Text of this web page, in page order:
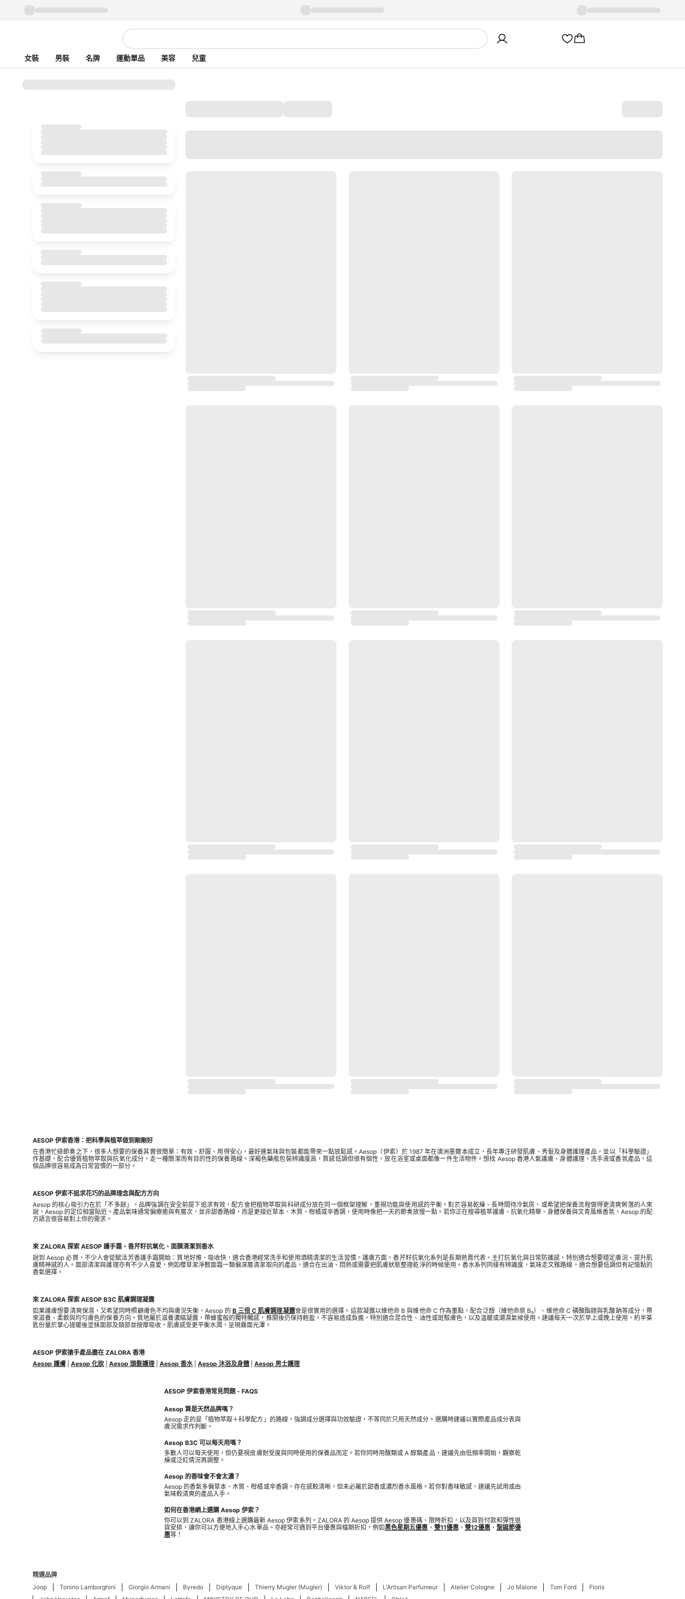
女裝 男裝 名牌 運動單品 美容 兒童
AESOP 伊索香港：把科學與植萃做到剛剛好
在香港忙碌節奏之下，很多人想要的保養其實很簡單：有效、舒服、用得安心，最好連氣味與包裝都能帶來一點放鬆感。Aesop（伊索）於 1987 年在澳洲墨爾本成立，長年專注研發肌膚、秀髮及身體護理產品，並以「科學驗證」
作基礎，配合優質植物萃取與抗氧化成分，走一種簡潔而有目的性的保養路線。深褐色藥瓶包裝辨識度高，質感低調但很有個性，放在浴室或桌面都像一件生活物件。想找 Aesop 香港人氣護膚、身體護理、洗手液或香氛產品，這
個品牌很容易成為日常習慣的一部分。
AESOP 伊索不追求花巧的品牌理念與配方方向
Aesop 的核心吸引力在於「不多餘」。品牌強調在安全前提下追求有效，配方會把植物萃取與科研成分放在同一個框架理解，重視功能與使用感的平衡。對於容易乾燥、長時間待冷氣房，或希望把保養流程做得更清爽俐落的人來
說，Aesop 的定位相當貼近。產品氣味通常偏療癒與有層次，並非甜香路線，而是更接近草本、木質、柑橘或辛香調，使用時像把一天的節奏放慢一點。若你正在搜尋植萃護膚、抗氧化精華、身體保養與文青風格香氛，Aesop 的配
方語言很容易對上你的需求。
來 ZALORA 探索 AESOP 護手霜、香芹籽抗氧化、面膜清潔到香水
說到 Aesop 必買，不少人會從賦活芳香護手霜開始：質地好推、吸收快，適合香港經常洗手和使用酒精清潔的生活習慣。護膚方面，香芹籽抗氧化系列是長期熱賣代表，主打抗氧化與日常防護感，特別適合想要穩定膚況、提升肌
膚精神感的人。面部清潔與護理亦有不少人喜愛，例如櫻草潔淨敷面霜一類偏深層清潔取向的產品，適合在出油、悶熱或需要把肌膚狀態整理乾淨的時候使用。香水系列同樣有辨識度，氣味走文雅路線，適合想要低調但有記憶點的
香氣選擇。
來 ZALORA 探索 AESOP B3C 肌膚調理凝露
如果護膚想要清爽保濕，又希望同時照顧膚色不均與膚況失衡，Aesop 的 B 三倍 C 肌膚調理凝露會是很實用的選擇。這款凝露以維他命 B 與維他命 C 作為重點，配合泛醇（維他命原 B₅）、維他命 C 磷酸酯鎂與乳酸鈉等成分，帶
來滋養、柔軟與均勻膚色的保養方向。質地屬於滋養濃縮凝露，帶蜂蜜般的獨特觸感，推開後仍保持輕盈，不容易造成負擔，特別適合混合性、油性或斑駁膚色，以及溫暖或潮濕氣候使用。建議每天一次於早上或晚上使用，約半茶
匙份量於掌心搓暖後塗抹面部及頸部並按摩吸收，肌膚感受更平衡水潤，呈現霧面光澤。
AESOP 伊索搶手產品盡在 ZALORA 香港
Aesop 護膚
Aesop 化妝 Aesop 頭髮護理 Aesop 香水| Aesop 沐浴及身體 Aesop 男士護理
AESOP 伊索香港常見問題 - FAQS
Aesop 算是天然品牌嗎？
Aesop 走的是「植物萃取＋科學配方」的路線，強調成分選擇與功效驗證，不等同於只用天然成分。選購時建議以實際產品成分表與
膚況需求作判斷。
Aesop B3C 可以每天用嗎？
多數人可以每天使用，但仍要視皮膚耐受度與同時使用的保養品而定。若你同時用酸類或 A 醇類產品，建議先由低頻率開始，觀察乾
燥或泛紅情況再調整。
Aesop 的香味會不會太濃？
Aesop 的香氣多偏草本、木質、柑橘或辛香調，存在感較清晰，但未必屬於甜香或濃烈香水風格。若你對香味敏感，建議先試用或由
氣味較清爽的產品入手。
如何在香港網上選購 Aesop 伊索？
你可以到 ZALORA 香港線上選購最新 Aesop 伊索系列。ZALORA 的 Aesop 提供 Aesop 優惠碼、限時折扣，以及貨到付款和彈性退
貨安排，讓你可以方便地入手心水單品。亦經常可遇到平台優惠與檔期折扣，例如黑色星期五優惠 、 雙11優惠、 雙12優惠、 聖誕節優
惠等！
精選品牌
Joop
Tonino Lamborghini Giorgio Armani Byredo Diptyque Thierry Mugler (Mugler) Viktor & Rolf L'Artisan Parfumeur Atelier Cologne Jo Malone Tom Ford
Floris